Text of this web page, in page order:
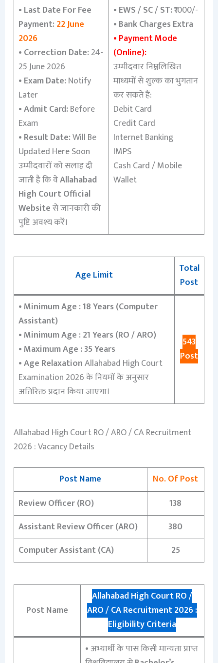
• Last Date For Fee
Payment: 22 June
2026
• Correction Date: 24-
25 June 2026
• Exam Date: Notify
Later
•Admit Card: Before
Exam
• Result Date:Will Be
Updated Here Soon
उम्मीदवारों को सलाह दी
जाती है कि वेAllahabad
High Court Official
Websiteसे जानकारी की
पुष्टि अवश्य करें।
• EWS / SC / ST:₹1000/-
• Bank Charges Extra
• Payment Mode
(Online):
उम्मीदवार निम्नलिखित
माध्यमों से शुल्क का भुगतान
कर सकते हैं:
Debit Card
Credit Card
Internet Banking
IMPS
Cash Card / Mobile
Wallet
Age Limit
Total
Post
•Minimum Age : 18 Years (Computer
Assistant)
•Minimum Age : 21 Years (RO / ARO)
•Maximum Age : 35 Years
•Age RelaxationAllahabad High Court
Examination 2026 के नियमों के अनुसार
अतिरिक्त प्रदान किया जाएगा।
543
Post
Allahabad High Court RO / ARO / CA Recruitment
2026 : Vacancy Details
Post Name
No. Of Post
Review Officer (RO)
138
Assistant Review Officer (ARO)
380
Computer Assistant (CA)
25
Post Name
Allahabad High Court RO /
ARO / CA Recruitment 2026 :
Eligibility Criteria
• अभ्यार्थी के पास किसी मान्यता प्राप्त